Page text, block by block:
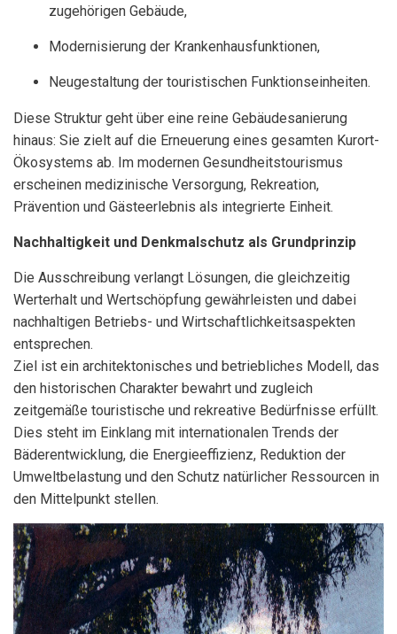
zugehörigen Gebäude,
Modernisierung der Krankenhausfunktionen,
Neugestaltung der touristischen Funktionseinheiten.
Diese Struktur geht über eine reine Gebäudesanierung
hinaus: Sie zielt auf die Er­neuerung eines gesamten Kurort-
Ökosystems ab. Im modernen Gesundheitstourismus
erscheinen medizinische Versorgung, Rekreation,
Prävention und Gästeerlebnis als integrierte Einheit.
Nachhaltigkeit und Denkmalschutz als Grundprinzip
Die Ausschreibung verlangt Lösungen, die gleichzeitig
Werterhalt und Wertschöpfung gewährleisten und dabei
nachhaltigen Betriebs- und Wirtschaftlichkeitsaspekten
entsprechen.
Ziel ist ein architektonisches und betriebliches Modell, das
den historischen Charakter bewahrt und zugleich
zeitgemäße touristische und rekreative Bedürfnisse erfüllt.
Dies steht im Einklang mit internationalen Trends der
Bäderentwicklung, die Energieeffizienz, Reduktion der
Umweltbelastung und den Schutz natürlicher Ressourcen in
den Mittelpunkt stellen.